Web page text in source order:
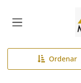
Ordenar